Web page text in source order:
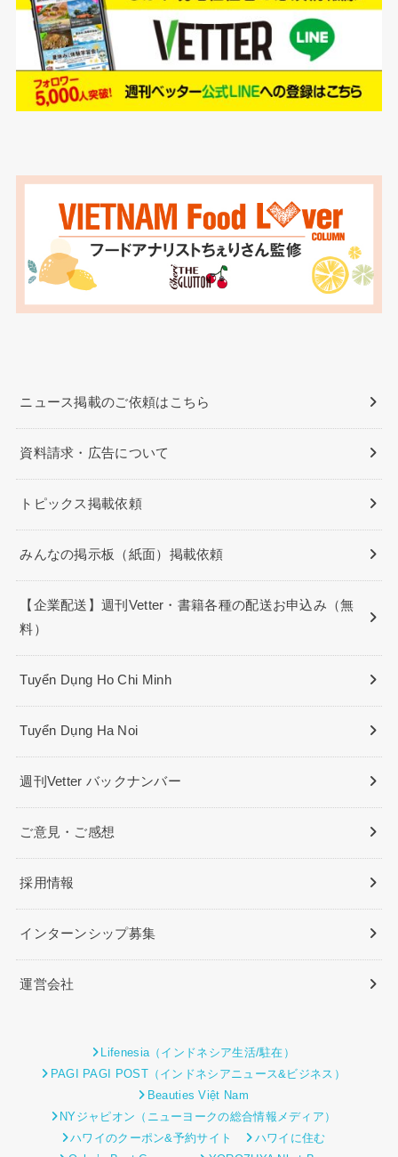
ニュース掲載のご依頼はこちら
資料請求・広告について
トピックス掲載依頼
みんなの掲示板（紙面）掲載依頼
【企業配送】週刊Vetter・書籍各種の配送お申込み（無
料）
Tuyển Dụng Ho Chi Minh
Tuyển Dụng Ha Noi
週刊Vetter バックナンバー
ご意見・ご感想
採用情報
インターンシップ募集
運営会社
Lifenesia（インドネシア生活/駐在）
PAGI PAGI POST（インドネシアニュース&ビジネス）
Beauties Việt Nam
NYジャピオン（ニューヨークの総合情報メディア）
ハワイのクーポン&予約サイト
ハワイに住む